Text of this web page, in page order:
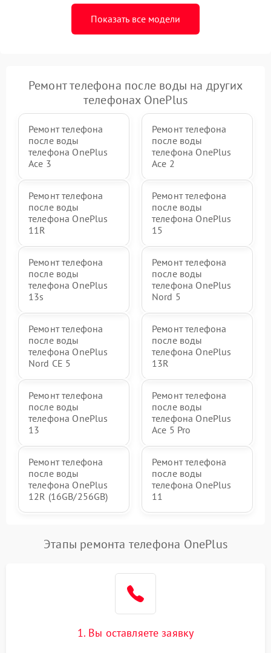
Показать все модели
Ремонт телефона после воды на других
телефонах OnePlus
Ремонт телефона
после воды
телефона OnePlus
Ace 3
Ремонт телефона
после воды
телефона OnePlus
Ace 2
Ремонт телефона
после воды
телефона OnePlus
11R
Ремонт телефона
после воды
телефона OnePlus
15
Ремонт телефона
после воды
телефона OnePlus
13s
Ремонт телефона
после воды
телефона OnePlus
Nord 5
Ремонт телефона
после воды
телефона OnePlus
Nord CE 5
Ремонт телефона
после воды
телефона OnePlus
13R
Ремонт телефона
после воды
телефона OnePlus
13
Ремонт телефона
после воды
телефона OnePlus
Ace 5 Pro
Ремонт телефона
после воды
телефона OnePlus
12R (16GB/256GB)
Ремонт телефона
после воды
телефона OnePlus
11
Этапы ремонта телефона OnePlus
1. Вы оставляете заявку